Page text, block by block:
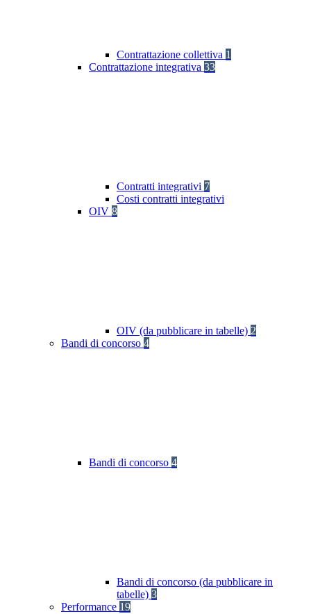
Contrattazione collettiva 1
Contrattazione integrativa 33
Contratti integrativi 7
Costi contratti integrativi
OIV 8
OIV (da pubblicare in tabelle) 2
Bandi di concorso 4
Bandi di concorso 4
Bandi di concorso (da pubblicare in
tabelle) 3
Performance 19